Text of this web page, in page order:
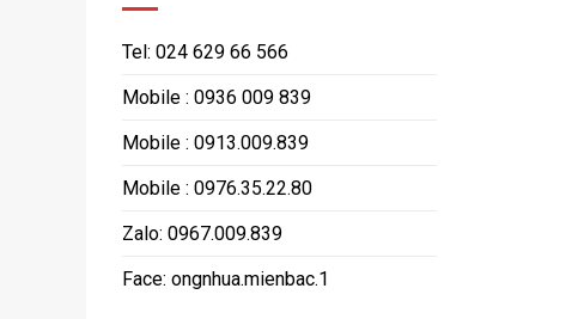
Tel: 024 629 66 566
Mobile : 0936 009 839
Mobile : 0913.009.839
Mobile : 0976.35.22.80
Zalo: 0967.009.839
Face: ongnhua.mienbac.1